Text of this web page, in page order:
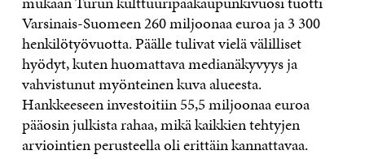
Varsinais-Suomeen 260 miljoonaa euroa ja 3 300
henkilötyövuotta. Päälle tulivat vielä välilliset
hyödyt, kuten huomattava medianäkyvyys ja
vahvistunut myönteinen kuva alueesta.
Hankkeeseen investoitiin 55,5 miljoonaa euroa
pääosin julkista rahaa, mikä kaikkien tehtyjen
arviointien perusteella oli erittäin kannattavaa.